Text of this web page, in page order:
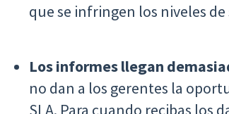
que se infringen los niveles de
Los informes llegan
no dan a los gerentes la
SLA. Para cuando recibas los